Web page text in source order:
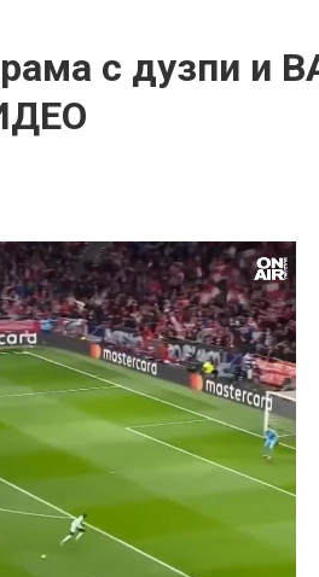
с дузпи и